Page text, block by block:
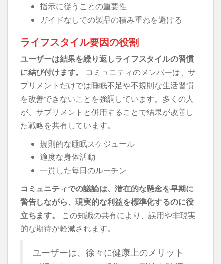
指示に従うことの重要性
ガイドなしでの製品の積み重ねを避ける
ライフスタイル要因の役割
ユーザーは結果を繰り返しライフスタイルの習慣
に結び付けます。
コミュニティのメンバーは、サ
プリメントだけでは睡眠不足や不規則な生活習慣
を改善できないことを強調しています。多くの人
が、サプリメントと併用することで結果が改善し
た戦略を共有しています。
規則的な睡眠スケジュール
適度な身体活動
一貫した毎日のルーチン
コミュニティでの議論は、潜在的な懸念を早期に
警告しながら、現実的な利益を標準化するのに役
立ちます。
この知識の共有により、誤用や非現実
的な期待が軽減されます。
ユーザーは、徐々に健康上のメリット